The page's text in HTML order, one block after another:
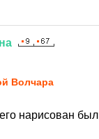
Волчара
нарисован был